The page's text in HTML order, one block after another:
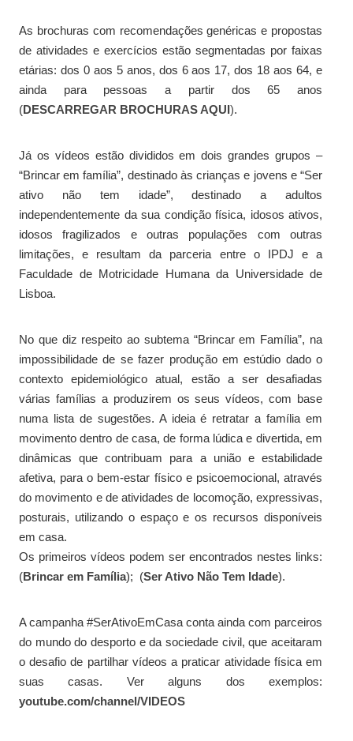
As brochuras com recomendações genéricas e propostas
de atividades e exercícios estão segmentadas por faixas
etárias: dos 0 aos 5 anos, dos 6 aos 17, dos 18 aos 64, e
ainda para pessoas a partir dos 65 anos
(DESCARREGAR BROCHURAS AQUI).
Já os vídeos estão divididos em dois grandes grupos –
“Brincar em família”, destinado às crianças e jovens e “Ser
ativo não tem idade”, destinado a adultos
independentemente da sua condição física, idosos ativos,
idosos fragilizados e outras populações com outras
limitações, e resultam da parceria entre o IPDJ e a
Faculdade de Motricidade Humana da Universidade de
Lisboa.
No que diz respeito ao subtema “Brincar em Família”, na
impossibilidade de se fazer produção em estúdio dado o
contexto epidemiológico atual, estão a ser desafiadas
várias famílias a produzirem os seus vídeos, com base
numa lista de sugestões. A ideia é retratar a família em
movimento dentro de casa, de forma lúdica e divertida, em
dinâmicas que contribuam para a união e estabilidade
afetiva, para o bem-estar físico e psicoemocional, através
do movimento e de atividades de locomoção, expressivas,
posturais, utilizando o espaço e os recursos disponíveis
em casa.
Os primeiros vídeos podem ser encontrados nestes links:
(Brincar em Família); (Ser Ativo Não Tem Idade).
A campanha #SerAtivoEmCasa conta ainda com parceiros
do mundo do desporto e da sociedade civil, que aceitaram
o desafio de partilhar vídeos a praticar atividade física em
suas casas. Ver alguns dos exemplos:
youtube.com/channel/VIDEOS